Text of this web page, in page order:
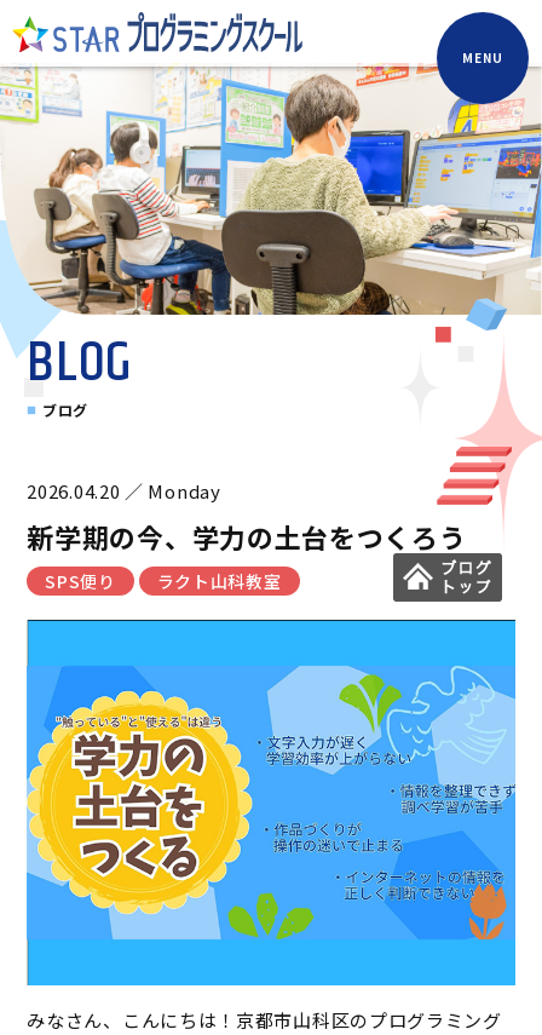
MENU
BLOG
ブログ
2026.04.20 ／ Monday
新学期の今、学力の土台をつくろう
SPS便り ラクト山科教室
みなさん、こんにちは！京都市山科区のプログラミング